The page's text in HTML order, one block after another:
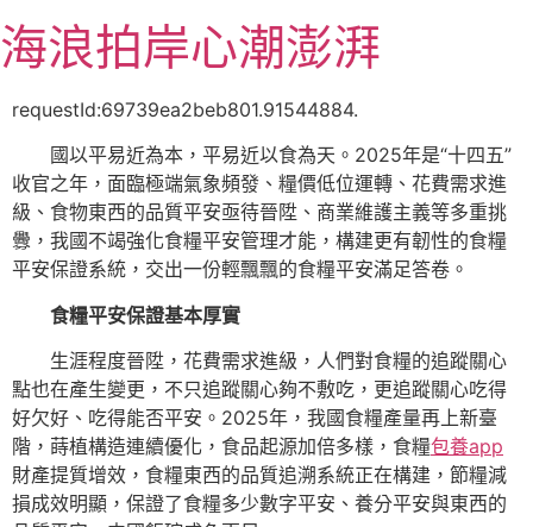
至
主海浪拍岸心潮澎湃
requestId:69739ea2beb801.91544884.
國以平易近為本，平易近以食為天。2025年是“十四五”
收官之年，面臨極端氣象頻發、糧價低位運轉、花費需求進
級、食物東西的品質平安亟待晉陞、商業維護主義等多重挑
釁，我國不竭強化食糧平安管理才能，構建更有韌性的食糧
平安保證系統，交出一份輕飄飄的食糧平安滿足答卷。
食糧平安保證基本厚實
生涯程度晉陞，花費需求進級，人們對食糧的追蹤關心
點也在產生變更，不只追蹤關心夠不敷吃，更追蹤關心吃得
好欠好、吃得能否平安。2025年，我國食糧產量再上新臺
階，蒔植構造連續優化，食品起源加倍多樣，食糧包養app
財產提質增效，食糧東西的品質追溯系統正在構建，節糧減
損成效明顯，保證了食糧多少數字平安、養分平安與東西的